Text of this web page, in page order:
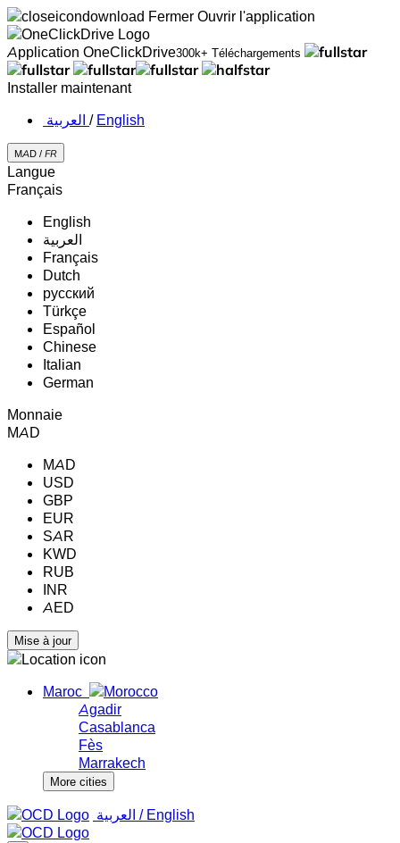
Fermer Ouvrir l'application
Application OneClickDrive300k+ Téléchargements
Installer maintenant
‏العربية ‏ / English
MAD / FR
Langue
Français
English
‏العربية‏
Français
Dutch
русский
Türkçe
Español
Chinese
Italian
German
Monnaie
MAD
MAD
USD
GBP
EUR
SAR
KWD
RUB
INR
AED
Maroc
Agadir
Casablanca
Fès
Marrakech
More cities
‏العربية ‏ / English